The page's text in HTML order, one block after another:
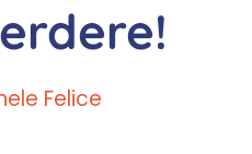
Felice